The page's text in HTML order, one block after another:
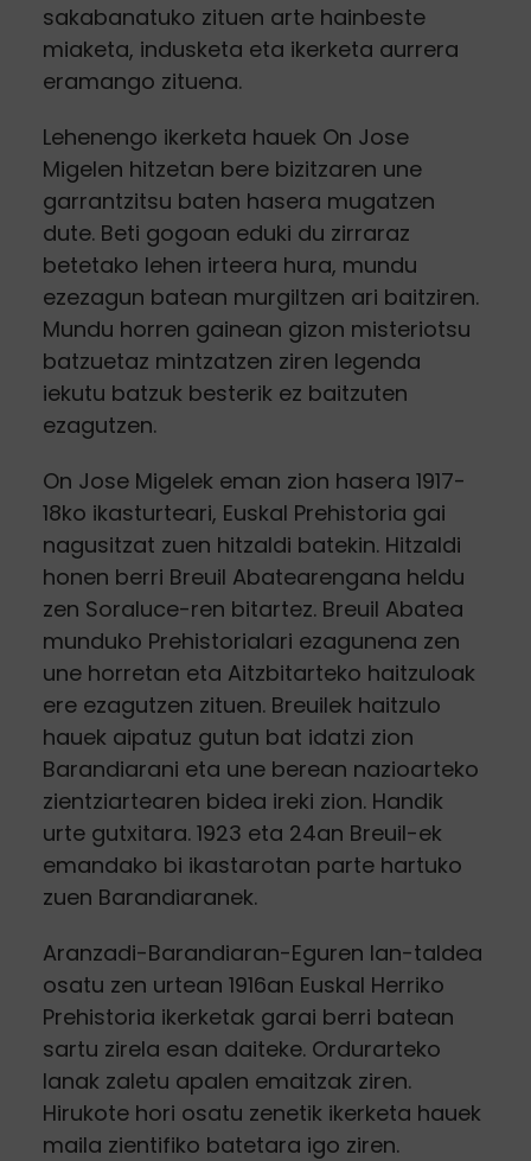
sakabanatuko zituen arte hainbeste
miaketa, indusketa eta ikerketa aurrera
eramango zituena.
Lehenengo ikerketa hauek On Jose
Migelen hitzetan bere bizitzaren une
garrantzitsu baten hasera mugatzen
dute. Beti gogoan eduki du zirraraz
betetako lehen irteera hura, mundu
ezezagun batean murgiltzen ari baitziren.
Mundu horren gainean gizon misteriotsu
batzuetaz mintzatzen ziren legenda
iekutu batzuk besterik ez baitzuten
ezagutzen.
On Jose Migelek eman zion hasera 1917-
18ko ikasturteari, Euskal Prehistoria gai
nagusitzat zuen hitzaldi batekin. Hitzaldi
honen berri Breuil Abatearengana heldu
zen Soraluce-ren bitartez. Breuil Abatea
munduko Prehistorialari ezagunena zen
une horretan eta Aitzbitarteko haitzuloak
ere ezagutzen zituen. Breuilek haitzulo
hauek aipatuz gutun bat idatzi zion
Barandiarani eta une berean nazioarteko
zientziartearen bidea ireki zion. Handik
urte gutxitara. 1923 eta 24an Breuil-ek
emandako bi ikastarotan parte hartuko
zuen Barandiaranek.
Aranzadi-Barandiaran-Eguren lan-taldea
osatu zen urtean 1916an Euskal Herriko
Prehistoria ikerketak garai berri batean
sartu zirela esan daiteke. Ordurarteko
lanak zaletu apalen emaitzak ziren.
Hirukote hori osatu zenetik ikerketa hauek
maila zientifiko batetara igo ziren.